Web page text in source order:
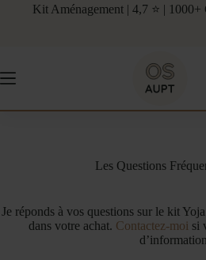
Kit Aménagement | 4,7 ⭐ | 1000+
Les Questions
Je réponds à vos questions sur le kit
dans votre achat. Contactez-moi si